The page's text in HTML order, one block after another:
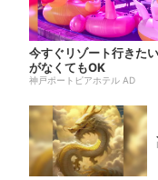
今すぐリゾート行きた
がなくてもOK
神戸ポートピアホテル AD